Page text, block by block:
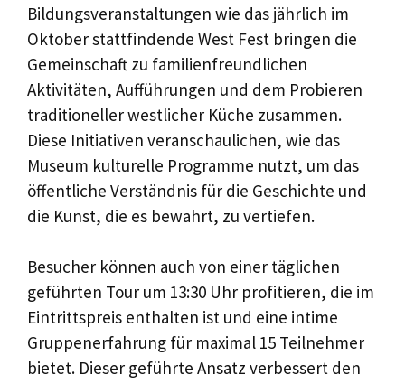
Bildungsveranstaltungen wie das jährlich im
Oktober stattfindende West Fest bringen die
Gemeinschaft zu familienfreundlichen
Aktivitäten, Aufführungen und dem Probieren
traditioneller westlicher Küche zusammen.
Diese Initiativen veranschaulichen, wie das
Museum kulturelle Programme nutzt, um das
öffentliche Verständnis für die Geschichte und
die Kunst, die es bewahrt, zu vertiefen.
Besucher können auch von einer täglichen
geführten Tour um 13:30 Uhr profitieren, die im
Eintrittspreis enthalten ist und eine intime
Gruppenerfahrung für maximal 15 Teilnehmer
bietet. Dieser geführte Ansatz verbessert den